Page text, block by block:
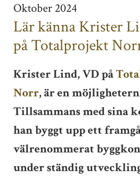
Oktober 2024
Lär känna Krister
på Totalprojekt
Krister Lind, VD på
Norr, är en
Tillsammans med sina
han byggt upp ett
välrenommerat
under ständig